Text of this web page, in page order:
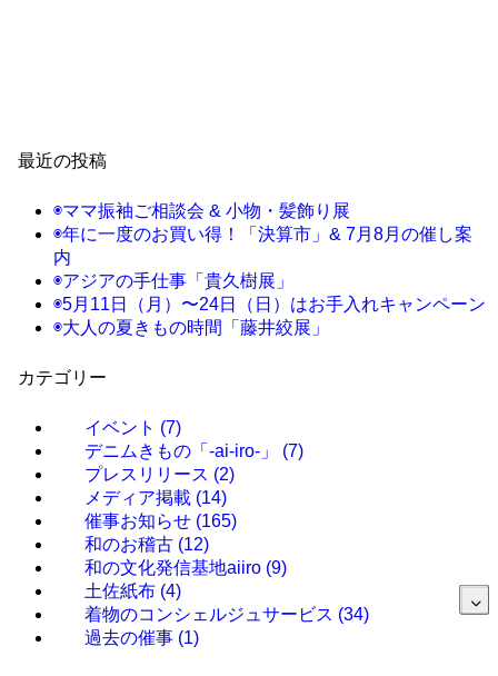
最近の投稿
◉ママ振袖ご相談会 & 小物・髪飾り展
◉年に一度のお買い得！「決算市」& 7月8月の催し案
内
◉アジアの手仕事「貴久樹展」
◉5月11日（月）〜24日（日）はお手入れキャンペーン
◉大人の夏きもの時間「藤井絞展」
カテゴリー
イベント (7)
デニムきもの「-ai-iro-」 (7)
プレスリリース (2)
メディア掲載 (14)
催事お知らせ (165)
和のお稽古 (12)
和の文化発信基地aiiro (9)
土佐紙布 (4)
着物のコンシェルジュサービス (34)
過去の催事 (1)